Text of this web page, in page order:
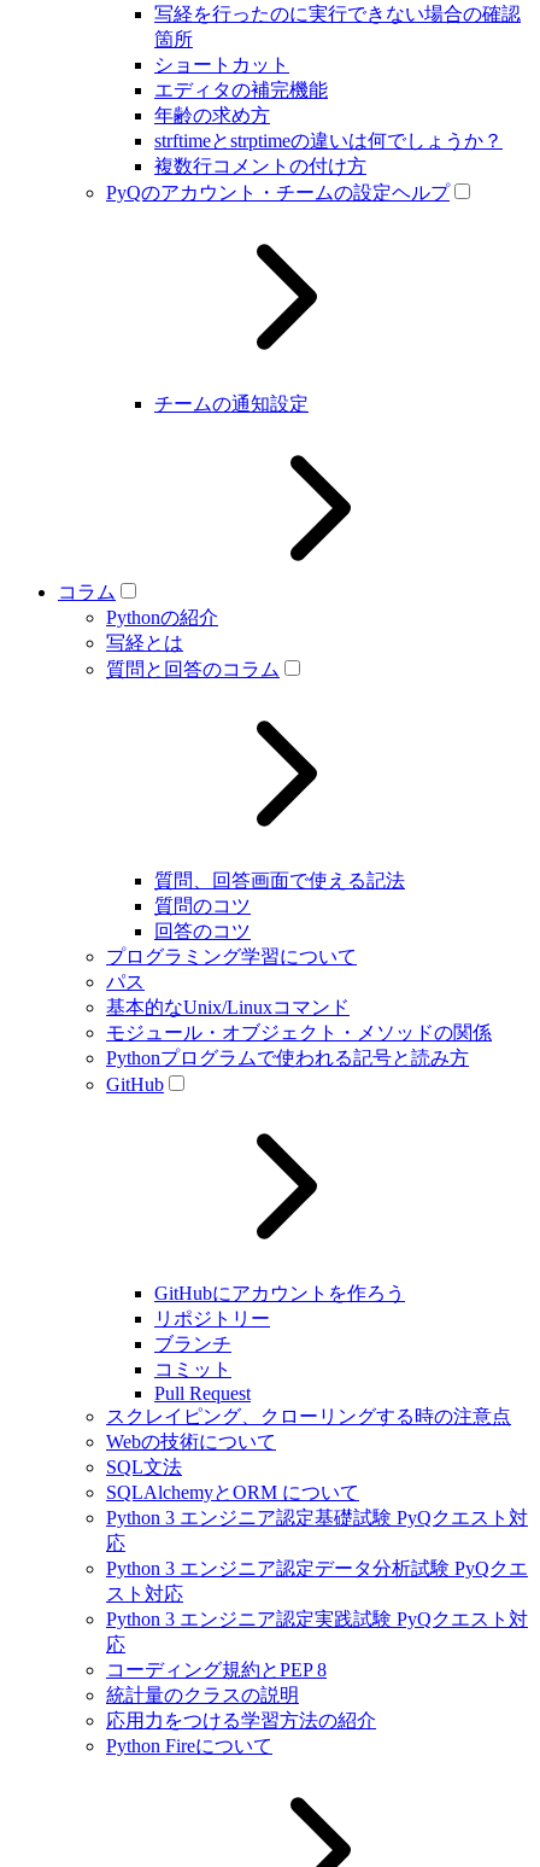
写経を行ったのに実行できない場合の確認
箇所
ショートカット
エディタの補完機能
年齢の求め方
strftimeとstrptimeの違いは何でしょうか？
複数行コメントの付け方
PyQのアカウント・チームの設定ヘルプ
チームの通知設定
コラム
Pythonの紹介
写経とは
質問と回答のコラム
質問、回答画面で使える記法
質問のコツ
回答のコツ
プログラミング学習について
パス
基本的なUnix/Linuxコマンド
モジュール・オブジェクト・メソッドの関係
Pythonプログラムで使われる記号と読み方
GitHub
GitHubにアカウントを作ろう
リポジトリー
ブランチ
コミット
Pull Request
スクレイピング、クローリングする時の注意点
Webの技術について
SQL文法
SQLAlchemyとORM について
Python 3 エンジニア認定基礎試験 PyQクエスト対
応
Python 3 エンジニア認定データ分析試験 PyQクエ
スト対応
Python 3 エンジニア認定実践試験 PyQクエスト対
応
コーディング規約とPEP 8
統計量のクラスの説明
応用力をつける学習方法の紹介
Python Fireについて